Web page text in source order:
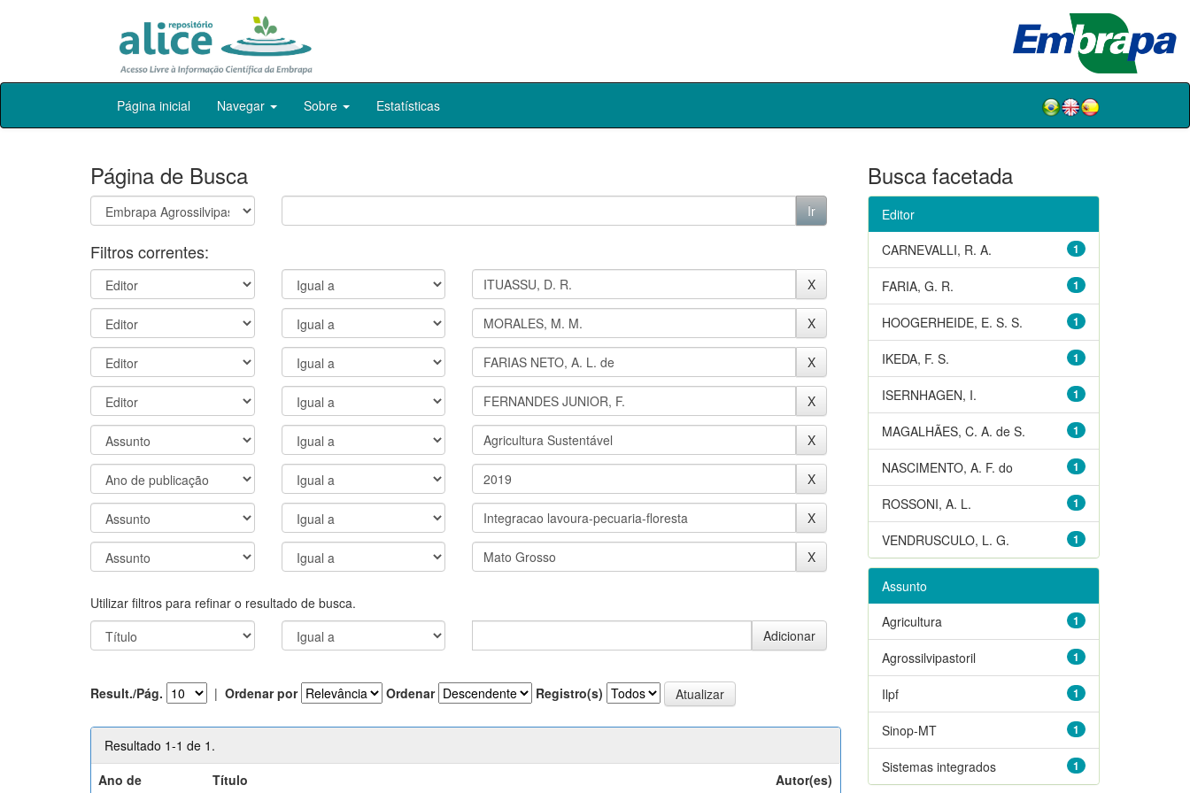
Skip
Página inicial Navegar Sobre Estatísticas
Página de Busca
Filtros correntes:
Utilizar filtros para refinar o resultado de busca.
Result./Pág. | Ordenar por Ordenar Registro(s)
Resultado 1-1 de 1.
Ano de
Título Autor(es)
Busca facetada
Editor
1
CARNEVALLI, R. A.
1
FARIA, G. R.
1
HOOGERHEIDE, E. S. S.
1
IKEDA, F. S.
1
ISERNHAGEN, I.
1
MAGALHÃES, C. A. de S.
1
NASCIMENTO, A. F. do
1
ROSSONI, A. L.
1
VENDRUSCULO, L. G.
Assunto
1
Agricultura
1
Agrossilvipastoril
1
Ilpf
1
Sinop-MT
1
Sistemas integrados